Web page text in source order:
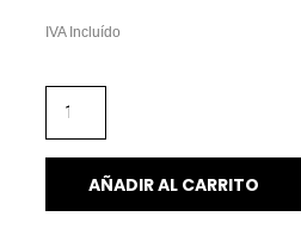
IVA Incluído
AÑADIR AL CARRITO